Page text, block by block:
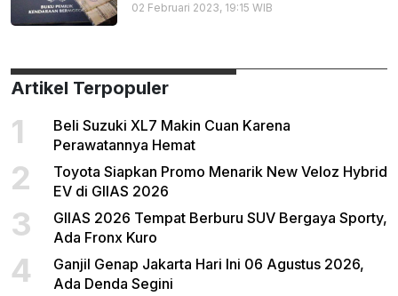
02 Februari 2023, 19:15 WIB
Artikel Terpopuler
1
Beli Suzuki XL7 Makin Cuan Karena
Perawatannya Hemat
2
Toyota Siapkan Promo Menarik New Veloz Hybrid
EV di GIIAS 2026
3
GIIAS 2026 Tempat Berburu SUV Bergaya Sporty,
Ada Fronx Kuro
4
Ganjil Genap Jakarta Hari Ini 06 Agustus 2026,
Ada Denda Segini